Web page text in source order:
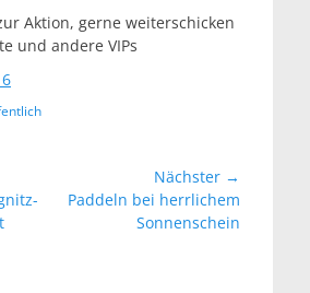
Aktion, gerne weiterschicken
und andere VIPs
Nächster →
Nächster
Paddeln bei herrlichem
Sonnenschein